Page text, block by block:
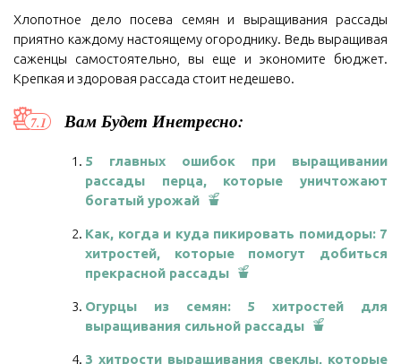
Хлопотное дело посева семян и выращивания рассады
приятно каждому настоящему огороднику. Ведь выращивая
саженцы самостоятельно, вы еще и экономите бюджет.
Крепкая и здоровая рассада стоит недешево.
Вам Будет Инетресно:
5 главных ошибок при выращивании
рассады перца, которые уничтожают
богатый урожай
Как, когда и куда пикировать помидоры: 7
хитростей, которые помогут добиться
прекрасной рассады
Огурцы из семян: 5 хитростей для
выращивания сильной рассады
3 хитрости выращивания свеклы, которые